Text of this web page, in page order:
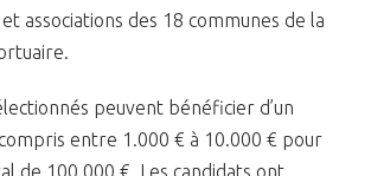
associations des 18 communes de la
peuvent bénéficier d’un
entre 1.000 € à 10.000 € pour
de 100.000 €. Les candidats ont